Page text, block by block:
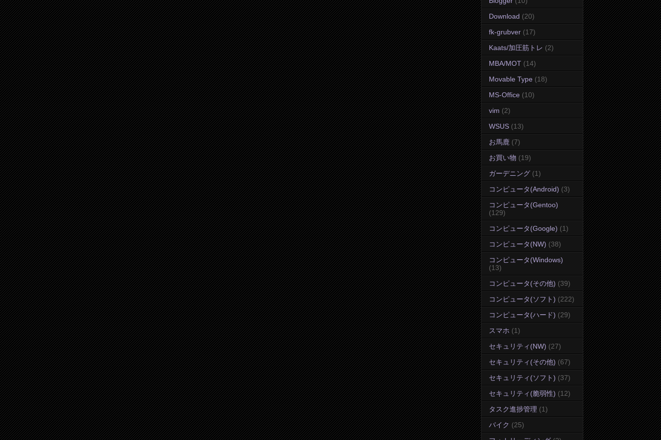
Download (20)
fk-grubver (17)
Kaats/加圧筋トレ (2)
MBA/MOT (14)
Movable Type (18)
MS-Office (10)
vim (2)
WSUS (13)
お馬鹿 (7)
お買い物 (19)
ガーデニング (1)
コンピュータ(Android) (3)
コンピュータ(Gentoo)
(129)
コンピュータ(Google) (1)
コンピュータ(NW) (38)
コンピュータ(Windows)
(13)
コンピュータ(その他) (39)
コンピュータ(ソフト) (222)
コンピュータ(ハード) (29)
スマホ (1)
セキュリティ(NW) (27)
セキュリティ(その他) (67)
セキュリティ(ソフト) (37)
セキュリティ(脆弱性) (12)
タスク進捗管理 (1)
バイク (25)